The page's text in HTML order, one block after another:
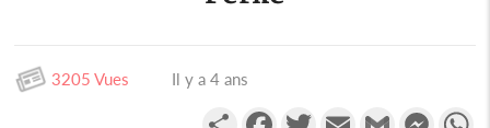
3205 Vues Il y a 4 ans
PartagerFacebookTwitterEmail Gmail